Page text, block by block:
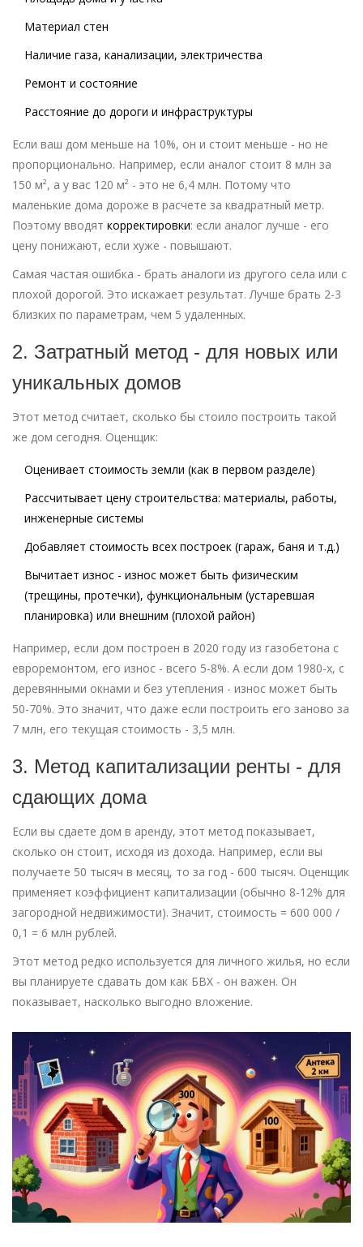
Материал стен
Наличие газа, канализации, электричества
Ремонт и состояние
Расстояние до дороги и инфраструктуры
Если ваш дом меньше на 10%, он и стоит меньше - но не
пропорционально. Например, если аналог стоит 8 млн за
150 м², а у вас 120 м² - это не 6,4 млн. Потому что
маленькие дома дороже в расчете за квадратный метр.
Поэтому вводят корректировки: если аналог лучше - его
цену понижают, если хуже - повышают.
Самая частая ошибка - брать аналоги из другого села или с
плохой дорогой. Это искажает результат. Лучше брать 2-3
близких по параметрам, чем 5 удаленных.
2. Затратный метод - для новых или
уникальных домов
Этот метод считает, сколько бы стоило построить такой
же дом сегодня. Оценщик:
Оценивает стоимость земли (как в первом разделе)
Рассчитывает цену строительства: материалы, работы,
инженерные системы
Добавляет стоимость всех построек (гараж, баня и т.д.)
Вычитает износ - износ может быть физическим
(трещины, протечки), функциональным (устаревшая
планировка) или внешним (плохой район)
Например, если дом построен в 2020 году из газобетона с
евроремонтом, его износ - всего 5-8%. А если дом 1980-х, с
деревянными окнами и без утепления - износ может быть
50-70%. Это значит, что даже если построить его заново за
7 млн, его текущая стоимость - 3,5 млн.
3. Метод капитализации ренты - для
сдающих дома
Если вы сдаете дом в аренду, этот метод показывает,
сколько он стоит, исходя из дохода. Например, если вы
получаете 50 тысяч в месяц, то за год - 600 тысяч. Оценщик
применяет коэффициент капитализации (обычно 8-12% для
загородной недвижимости). Значит, стоимость = 600 000 /
0,1 = 6 млн рублей.
Этот метод редко используется для личного жилья, но если
вы планируете сдавать дом как БВХ - он важен. Он
показывает, насколько выгодно вложение.